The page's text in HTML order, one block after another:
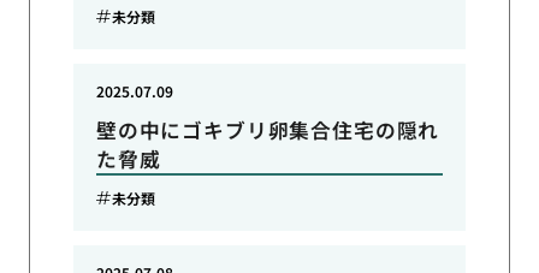
未分類
壁の中にゴキブリ卵集合住宅の隠れ
た脅威
2025.07.09
未分類